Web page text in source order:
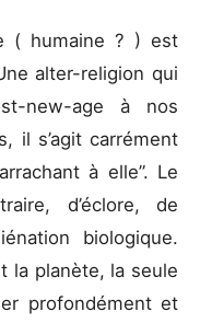
( humaine ? ) est
alter-religion qui
new-age à nos
il s’agit carrément
à elle”. Le
d’éclore, de
biologique.
la planète, la seule
profondément et